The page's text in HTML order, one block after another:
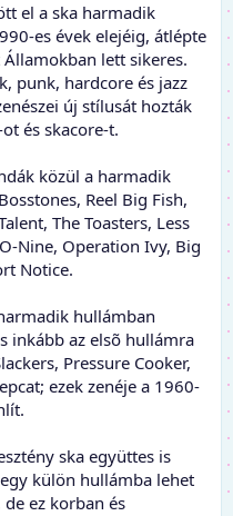
el a ska harmadik
es évek elejéig, átlépte
lett sikeres.
punk, hardcore és jazz
új stílusát hozták
és skacore-t.
közül a harmadik
Reel Big Fish,
The Toasters, Less
Nine, Operation Ivy, Big
Notice.
hullámban
inkább az elsõ hullámra
Pressure Cooker,
ezek zenéje a 1960-
ska együttes is
külön hullámba lehet
ez korban és